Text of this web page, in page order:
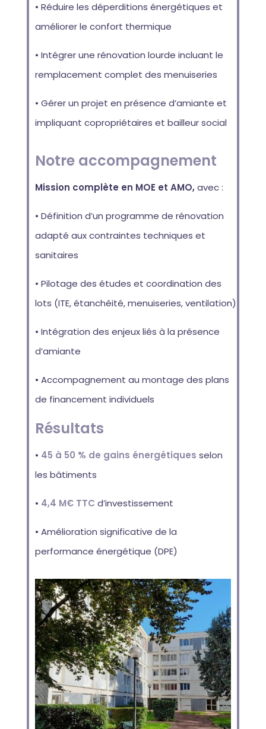
• Réduire les déperditions énergétiques et
améliorer le confort thermique
• Intégrer une rénovation lourde incluant le
remplacement complet des menuiseries
• Gérer un projet en présence d’amiante et
impliquant copropriétaires et bailleur social
Notre accompagnement
Mission complète en MOE et AMO,avec :
• Définition d’un programme de rénovation
adapté aux contraintes techniques et
sanitaires
• Pilotage des études et coordination des
lots (ITE, étanchéité, menuiseries, ventilation)
• Intégration des enjeux liés à la présence
d’amiante
• Accompagnement au montage des plans
de financement individuels
Résultats
• 45 à 50 % de gains énergétiques selon
les bâtiments
• 4,4 M€ TTC d’investissement
• Amélioration significative de la
performance énergétique (DPE)